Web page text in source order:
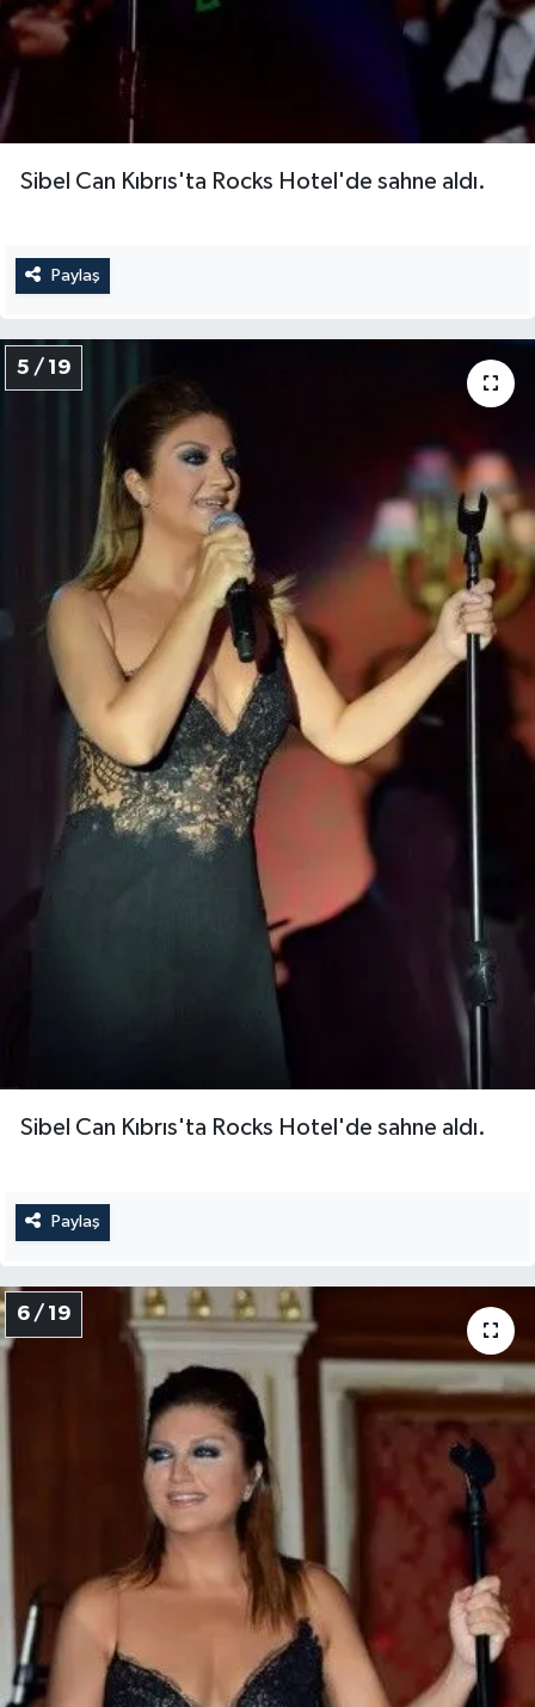
Sibel Can Kıbrıs'ta Rocks Hotel'de sahne aldı.
Paylaş
5 / 19
Sibel Can Kıbrıs'ta Rocks Hotel'de sahne aldı.
Paylaş
6 / 19